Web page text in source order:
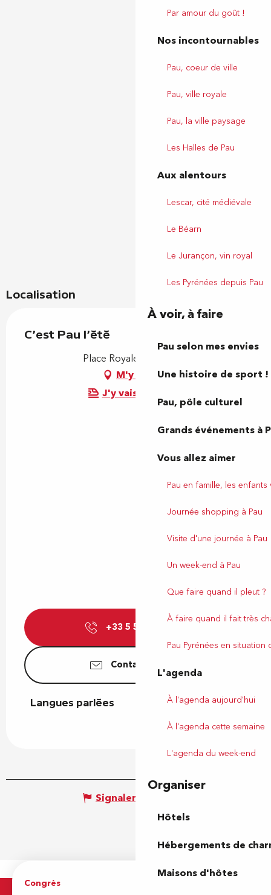
Par amour du goût !
Nos incontournables
Pau, coeur de ville
Pau, ville royale
Pau, la ville paysage
Les Halles de Pau
Aux alentours
Lescar, cité médiévale
Le Béarn
Le Jurançon, vin royal
Les Pyrénées depuis Pau
À voir, à faire
Pau selon mes envies
Une histoire de sport !
Pau, pôle culturel
Grands événements à
Vous allez aimer
Pau en famille, les
Journée shopping à Pau
Visite d'une journée à Pau
Un week-end à Pau
Que faire quand il pleut ?
À faire quand il fait très
Pau Pyrénées en situation
L'agenda
À l'agenda aujourd'hui
À l'agenda cette semaine
L'agenda du week-end
Organiser
Hôtels
Hébergements de
Maisons d'hôtes
Localisation
C'est Pau l'été
Place Royale, 64000 Pau
M'y rendre
J'y vais en train !
+33 5 59 27 27
Contactez-nous
Langues parlées
Langues parlées
Signaler une erreur
Congrès